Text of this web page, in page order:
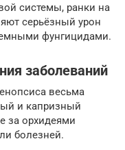
системы, ранки на
серьёзный урон
фунгицидами.
заболеваний
весьма
и капризный
за орхидеями
болезней.